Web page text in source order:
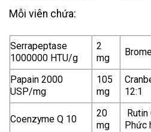
Mỗi viên chứa:
Serrapeptase
1000000 HTU/g
2
mg
Papain 2000
USP/mg
105
mg
12:1
Coenzyme Q 10
20
mg
Phức